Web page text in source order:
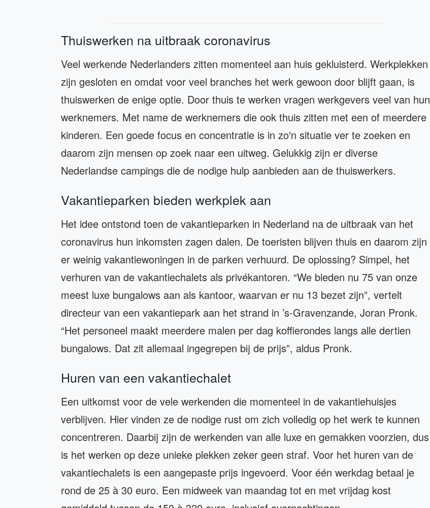
Thuiswerken na uitbraak coronavirus
Veel werkende Nederlanders zitten momenteel aan huis gekluisterd. Werkplekken
zijn gesloten en omdat voor veel branches het werk gewoon door blijft gaan, is
thuiswerken de enige optie. Door thuis te werken vragen werkgevers veel van hun
werknemers. Met name de werknemers die ook thuis zitten met een of meerdere
kinderen. Een goede focus en concentratie is in zo'n situatie ver te zoeken en
daarom zijn mensen op zoek naar een uitweg. Gelukkig zijn er diverse
Nederlandse campings die de nodige hulp aanbieden aan de thuiswerkers.
Vakantieparken bieden werkplek aan
Het idee ontstond toen de vakantieparken in Nederland na de uitbraak van het
coronavirus hun inkomsten zagen dalen. De toeristen blijven thuis en daarom zijn
er weinig vakantiewoningen in de parken verhuurd. De oplossing? Simpel, het
verhuren van de vakantiechalets als privékantoren. “We bieden nu 75 van onze
meest luxe bungalows aan als kantoor, waarvan er nu 13 bezet zijn”, vertelt
directeur van een vakantiepark aan het strand in ’s-Gravenzande, Joran Pronk.
“Het personeel maakt meerdere malen per dag koffierondes langs alle dertien
bungalows. Dat zit allemaal ingegrepen bij de prijs”, aldus Pronk.
Huren van een vakantiechalet
Een uitkomst voor de vele werkenden die momenteel in de vakantiehuisjes
verblijven. Hier vinden ze de nodige rust om zich volledig op het werk te kunnen
concentreren. Daarbij zijn de werkenden van alle luxe en gemakken voorzien, dus
is het werken op deze unieke plekken zeker geen straf. Voor het huren van de
vakantiechalets is een aangepaste prijs ingevoerd. Voor één werkdag betaal je
rond de 25 à 30 euro. Een midweek van maandag tot en met vrijdag kost